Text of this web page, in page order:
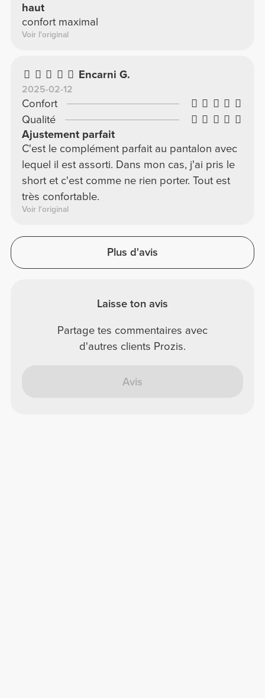
haut
confort maximal
Voir l'original
Encarni G.
2025-02-12
Confort
Qualité
Ajustement parfait
C'est le complément parfait au pantalon avec
lequel il est assorti. Dans mon cas, j'ai pris le
short et c'est comme ne rien porter. Tout est
très confortable.
Voir l'original
Plus d'avis
Laisse ton avis
Partage tes commentaires avec
d'autres clients Prozis.
Avis